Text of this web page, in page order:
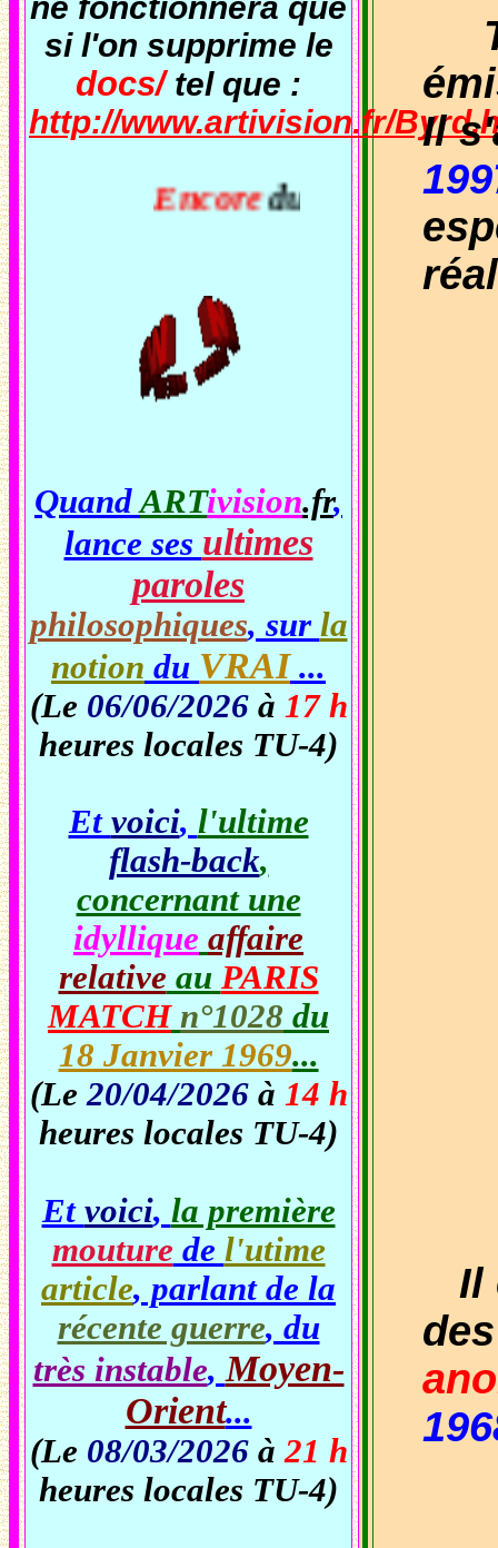
si l'on supprime le
docs/tel que :
http://www.artivision.fr/
Encoredunouveau sur ART
QuandARTivision.fr,
lance ses ultimes
paroles
philosophiques, sur la
notion du VRAI...
(Le 06/06/2026à 17 h
heures locales TU-4)
Et voici, l'ultime
flash-back,
concernant une
idyllique affaire
relative au PARIS
MATCH n°1028 du
18 Janvier 1969...
(Le20/04/2026à 14 h
heures locales TU-4)
Et voici, la première
mouture de l'utime
article, parlant de la
récente guerre, du
très instable,Moyen-
Orient...
(Le 08/03/2026à21 h
heures locales TU-4)
Il
Il